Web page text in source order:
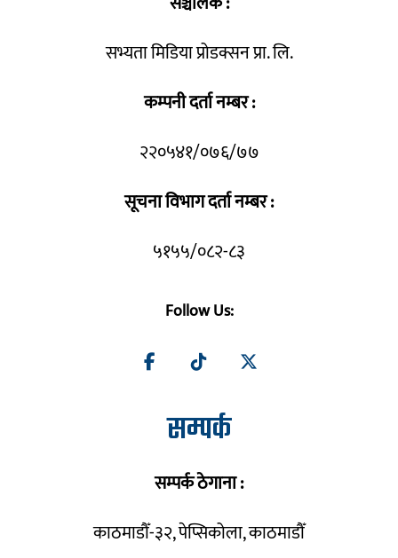
सभ्यता मिडिया प्रोडक्सन प्रा. लि.
कम्पनी दर्ता नम्बर :
२२०५४१/०७६/७७
सूचना विभाग दर्ता नम्बर :
५१५५/०८२-८३
Follow Us:
सम्पर्क
सम्पर्क ठेगाना :
काठमाडौँ-३२, पेप्सिकोला, काठमाडौँ